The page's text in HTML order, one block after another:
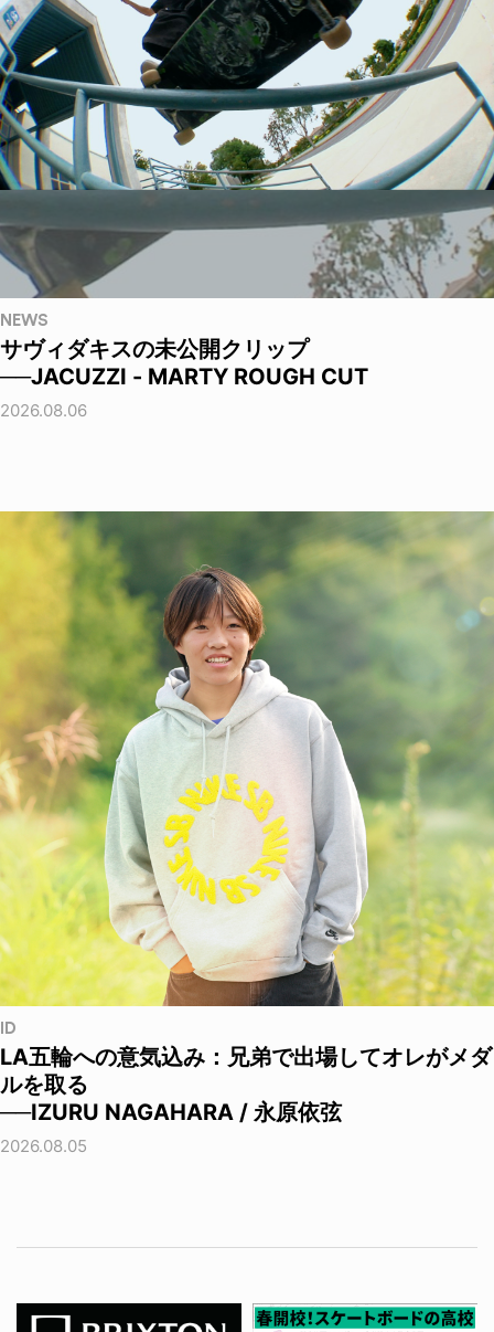
NEWS
サヴィダキスの未公開クリップ
──JACUZZI - MARTY ROUGH CUT
2026.08.06
ID
LA五輪への意気込み：兄弟で出場してオレがメダ
ルを取る
──IZURU NAGAHARA / 永原依弦
2026.08.05